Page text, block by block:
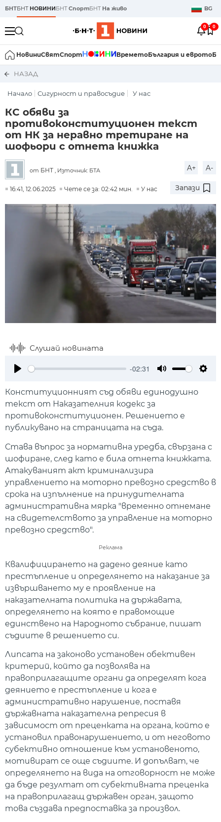
БНТБНТ НОВИНИБНТСпортБНТ На живо BG
0 0
НовиниСвятСпорт ВреметоБългария и еврото
НАЗАД
Начало Сигурност и правосъдие У нас
КС обяви за
противоконституционен текст
от НК за неравно третиране на
шофьори с отнета книжка
от БНТ , Източник: БТА A+ A-
16:41, 12.06.2025 Чете се за: 02:42 мин. У нас Запази
Слушай новината
-02:31
Конституционният съд обяви единодушно
текст от Наказателния кодекс за
противоконституционен. Решението е
публикувано на страницата на съда.
Става въпрос за нормативна уредба, свързана с
шофиране, след като е била отнета книжката.
Атакуваният акт криминализира
управлението на моторно превозно средство в
срока на изпълнение на принудителната
административна мярка "временно отнемане
на свидетелството за управление на моторно
превозно средство".
Реклама
Квалифицирането на дадено деяние като
престъпление и определянето на наказание за
извършването му е проявление на
наказателната политика на държавата,
определянето на която е правомощие
единствено на Народното събрание, пишат
съдиите в решението си.
Липсата на законово установен обективен
критерий, който да позволява на
правоприлагащите органи да определят кога
деянието е престъпление и кога е
административно нарушение, поставя
държавната наказателна репресия в
зависимост от преценката на органа, който е
установил правонарушението, и от неговото
субективно отношение към установеното,
мотивират се още съдиите. И допълват, че
определянето на вида на отговорност не може
да бъде резултат от субективната преценка
на правоприлагащ държавен орган, защото
това създава предпоставка за произвол.